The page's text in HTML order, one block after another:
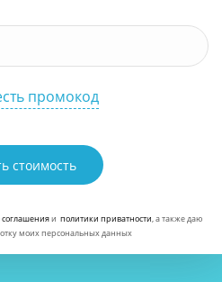
промокод
стоимость
соглашенияи политики приватности, а также даю
моих персональных данных